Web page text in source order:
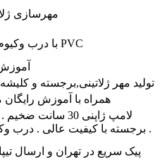
مهرسازی
تمام MDF با درب وکیوم و روکش PVC
تولید مهر ژلاتینی,برجسته و
همراه با آموزش
لامپ ژاپنی 30
برجسته با کیفیت عالی . درب وکیوم . شیشه ضد موج .
پیک سریع در تهران و ارسال